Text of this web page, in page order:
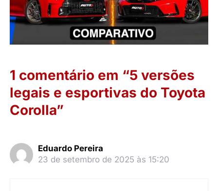
1 comentário em “5 versões
legais e esportivas do Toyota
Corolla”
Eduardo Pereira
23 de setembro de 2025 às 15:20